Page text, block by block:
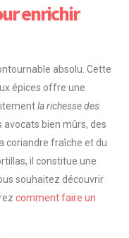
enrichir
absolu. Cette
épices offre une
la richesse des
avocats bien mûrs, des
coriandre fraîche et du
il constitue une
souhaitez découvrir
comment faire un